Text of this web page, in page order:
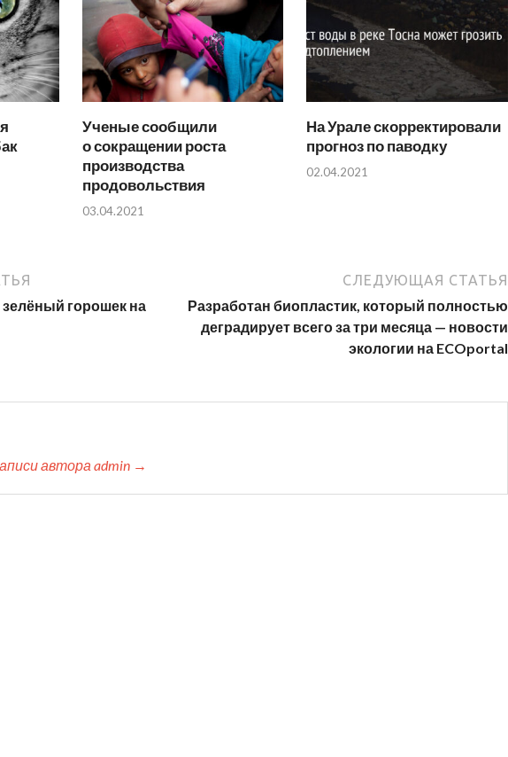
Ученые сообщили
о сокращении роста
производства
продовольствия
03.04.2021
На Урале скорректировали
прогноз по паводку
02.04.2021
горошек на
СЛЕДУЮЩАЯ СТАТЬЯ
Разработан биопластик, который полностью
деградирует всего за три месяца — новости
экологии на ECOportal
автора admin →